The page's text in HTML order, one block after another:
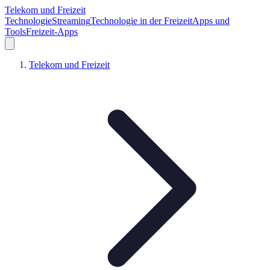
Telekom und Freizeit
TechnologieStreamingTechnologie in der FreizeitApps und
ToolsFreizeit-Apps
Telekom und Freizeit